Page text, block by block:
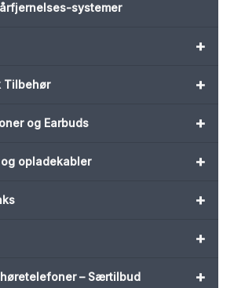
systemer
+
+
Tilbehør
+
og Earbuds
+
opladekabler
+
+
+
– Særtilbud